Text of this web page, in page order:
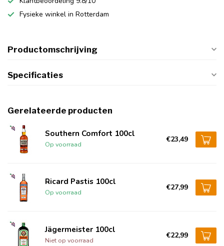
Fysieke winkel in Rotterdam
Productomschrijving
Specificaties
Gerelateerde producten
Southern Comfort 100cl
Op voorraad
€23,49
Ricard Pastis 100cl
Op voorraad
€27,99
Jägermeister 100cl
Niet op voorraad
€22,99